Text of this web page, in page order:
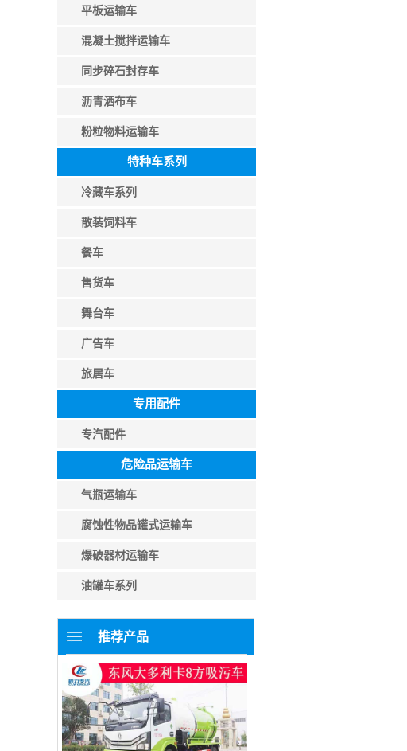
平板运输车
混凝土搅拌运输车
同步碎石封存车
沥青洒布车
粉粒物料运输车
特种车系列
冷藏车系列
散装饲料车
餐车
售货车
舞台车
广告车
旅居车
专用配件
专汽配件
危险品运输车
气瓶运输车
腐蚀性物品罐式运输车
爆破器材运输车
油罐车系列
推荐产品